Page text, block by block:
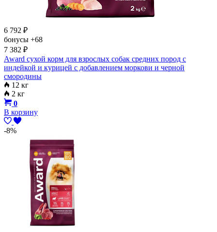
6 792 ₽
бонусы +68
7 382 ₽
Award сухой корм для взрослых собак средних пород с
индейкой и курицей с добавлением моркови и черной
смородины
12 кг
2 кг
0
В корзину
-8%